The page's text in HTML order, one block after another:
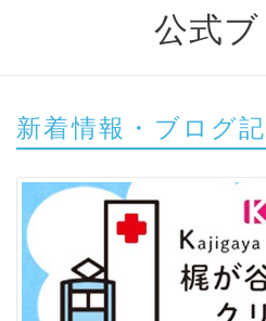
公式
新着情報・ブログ